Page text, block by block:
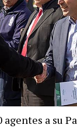
agentes a su